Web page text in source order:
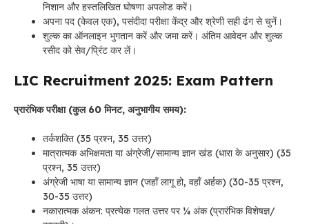
निशान और हस्तलिखित घोषणा अपलोड करें।
अपना पद (केवल एक), पसंदीदा परीक्षा केंद्र और श्रेणी सही ढंग से चुनें।
शुल्क का ऑनलाइन भुगतान करें और जमा करें। अंतिम आवेदन और शुल्क
रसीद को सेव/प्रिंट कर लें।
LIC Recruitment 2025: Exam Pattern
प्रारंभिक परीक्षा (कुल 60 मिनट, अनुभागीय समय):
तर्कशक्ति (35 प्रश्न, 35 उत्तर)
मात्रात्मक अभिक्षमता या अंग्रेजी/सामान्य ज्ञान खंड (धारा के अनुसार) (35
प्रश्न, 35 उत्तर)
अंग्रेजी भाषा या सामान्य ज्ञान (जहाँ लागू हो, वहाँ अर्हक) (30-35 प्रश्न,
30-35 उत्तर)
नकारात्मक अंकन: प्रत्येक गलत उत्तर पर ¼ अंक (प्रारंभिक विशेषज्ञ/